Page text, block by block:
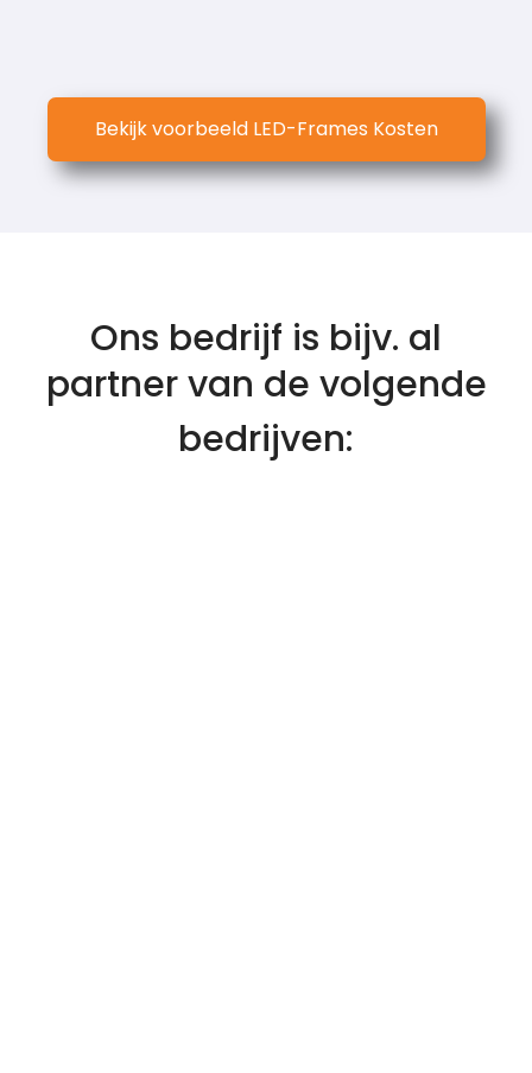
Bekijk voorbeeld LED-Frames Kosten
Ons bedrijf is bijv. al
partner van de volgende
bedrijven: